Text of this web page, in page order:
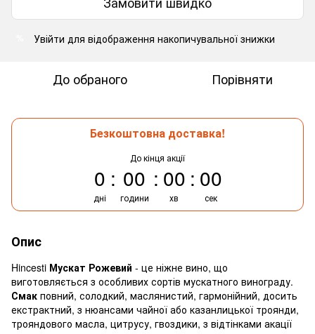
Увійти для відображення накопичувальної знижки
До обраного Порівняти
Безкоштовна доставка!
До кінця акції
0
дні
00
години
00
хв
00
сек
Опис
Hincesti Мускат Рожевий - це ніжне вино, що
виготовляється з особливих сортів мускатного винограду.
Смак повний, солодкий, маслянистий, гармонійний, досить
екстрактний, з нюансами чайної або казанлицької троянди,
трояндового масла, цитрусу, гвоздики, з відтінками акації